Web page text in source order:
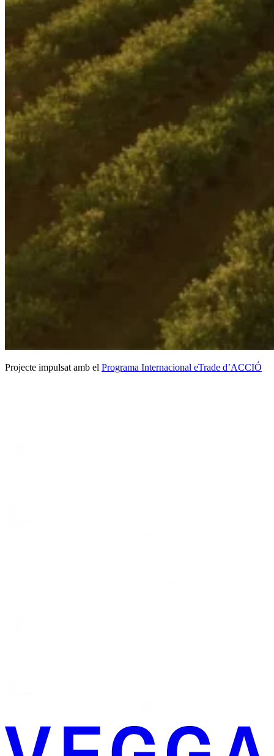
Projecte impulsat amb el Programa Internacional eTrade d’ACCIÓ